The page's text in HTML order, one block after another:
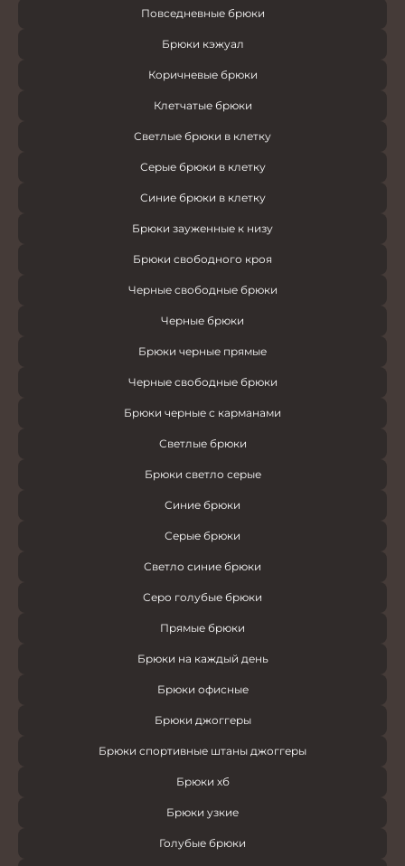
Повседневные брюки
Брюки кэжуал
Коричневые брюки
Клетчатые брюки
Светлые брюки в клетку
Серые брюки в клетку
Синие брюки в клетку
Брюки зауженные к низу
Брюки свободного кроя
Черные свободные брюки
Черные брюки
Брюки черные прямые
Черные свободные брюки
Брюки черные с карманами
Светлые брюки
Брюки светло серые
Синие брюки
Серые брюки
Светло синие брюки
Серо голубые брюки
Прямые брюки
Брюки на каждый день
Брюки офисные
Брюки джоггеры
Брюки спортивные штаны джоггеры
Брюки хб
Брюки узкие
Голубые брюки